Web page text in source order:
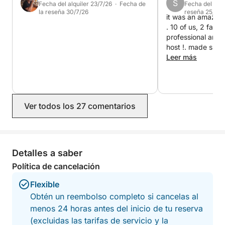
Más tarde, el barco zarpa hacia la isla de Šipan, la
mayor de las islas Elaphiti. Šipan es conocida por
sus pueblos mediterráneos tradicionales, olivares y
calas tranquilas que permiten vislumbrar el auténtico
A lo largo del día, el capitán puede realizar varias
paradas para nadar en calas apartadas, según las
condiciones del mar y las preferencias de los
Esta excursión de día completo es la manera
perfecta de disfrutar de la belleza natural, la cultura
y el ambiente relajado de las islas Elaphiti.
Fecha del alquiler 23/7/26 · Fecha de
la reseña 30/7/26
S
Fecha del
reseña 25/7/
it was an
. 10 of us, 2
professional and
host !. made
and comfortable.
Leer más
Ver todos los 27 comentarios
Detalles a saber
Política de cancelación
Flexible
Obtén un reembolso completo si cancelas al
menos 24 horas antes del inicio de tu reserva
(excluidas las tarifas de servicio y la